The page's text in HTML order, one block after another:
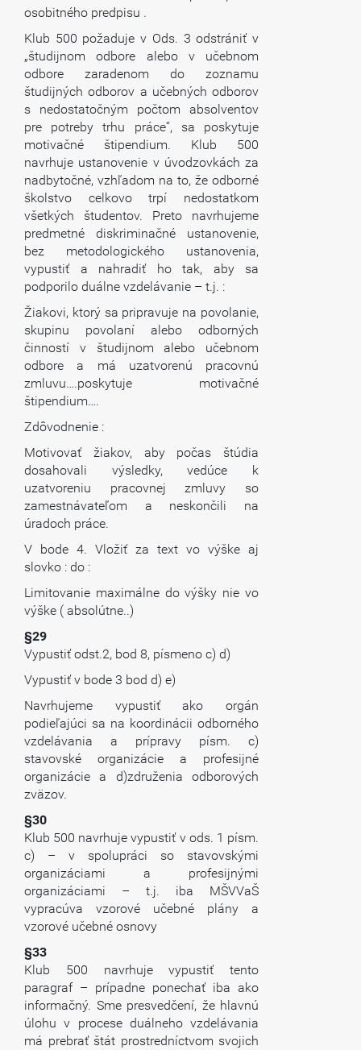
osobitného predpisu .
Klub 500 požaduje v Ods. 3 odstrániť v
„študijnom odbore alebo v učebnom
odbore zaradenom do zoznamu
študijných odborov a učebných odborov
s nedostatočným počtom absolventov
pre potreby trhu práce“, sa poskytuje
motivačné štipendium. Klub 500
navrhuje ustanovenie v úvodzovkách za
nadbytočné, vzhľadom na to, že odborné
školstvo celkovo trpí nedostatkom
všetkých študentov. Preto navrhujeme
predmetné diskriminačné ustanovenie,
bez metodologického ustanovenia,
vypustiť a nahradiť ho tak, aby sa
podporilo duálne vzdelávanie – t.j. :
Žiakovi, ktorý sa pripravuje na povolanie,
skupinu povolaní alebo odborných
činností v študijnom alebo učebnom
odbore a má uzatvorenú pracovnú
zmluvu….poskytuje motivačné
štipendium….
Zdôvodnenie :
Motivovať žiakov, aby počas štúdia
dosahovali výsledky, vedúce k
uzatvoreniu pracovnej zmluvy so
zamestnávateľom a neskončili na
úradoch práce.
V bode 4. Vložiť za text vo výške aj
slovko : do :
Limitovanie maximálne do výšky nie vo
výške ( absolútne..)
§29
Vypustiť odst.2, bod 8, písmeno c) d)
Vypustiť v bode 3 bod d) e)
Navrhujeme vypustiť ako orgán
podieľajúci sa na koordinácii odborného
vzdelávania a prípravy písm. c)
stavovské organizácie a profesijné
organizácie a d)združenia odborových
zväzov.
§30
Klub 500 navrhuje vypustiť v ods. 1 písm.
c) – v spolupráci so stavovskými
organizáciami a profesijnými
organizáciami – t.j. iba MŠVVaŠ
vypracúva vzorové učebné plány a
vzorové učebné osnovy
§33
Klub 500 navrhuje vypustiť tento
paragraf – prípadne ponechať iba ako
informačný. Sme presvedčení, že hlavnú
úlohu v procese duálneho vzdelávania
má prebrať štát prostredníctvom svojich